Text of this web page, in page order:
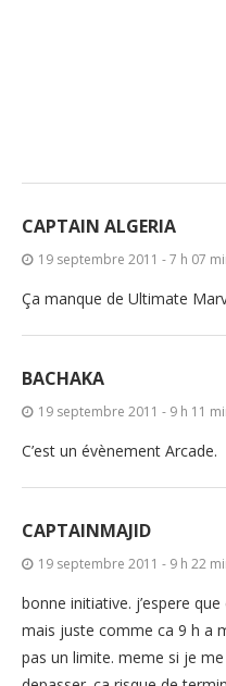
CAPTAIN ALGERIA
19 septembre 2011 - 7 h 07
Ça manque de Ultimate
BACHAKA
19 septembre 2011 - 9 h 11
C’est un évènement Arcade.
CAPTAINMAJID
19 septembre 2011 - 9 h 22
bonne initiative. j’espere
mais juste comme ca 9 h a
pas un limite. meme si je